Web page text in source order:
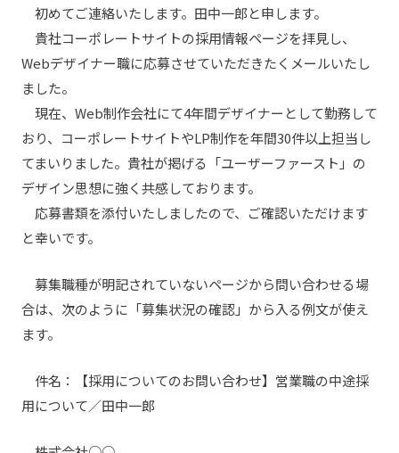
初めてご連絡いたします。田中一郎と申します。
貴社コーポレートサイトの採用情報ページを拝見し、
Webデザイナー職に応募させていただきたくメールいたし
ました。
現在、Web制作会社にて4年間デザイナーとして勤務して
おり、コーポレートサイトやLP制作を年間30件以上担当し
てまいりました。貴社が掲げる「ユーザーファースト」の
デザイン思想に強く共感しております。
応募書類を添付いたしましたので、ご確認いただけます
と幸いです。
募集職種が明記されていないページから問い合わせる場
合は、次のように「募集状況の確認」から入る例文が使え
ます。
件名：【採用についてのお問い合わせ】営業職の中途採
用について／田中一郎